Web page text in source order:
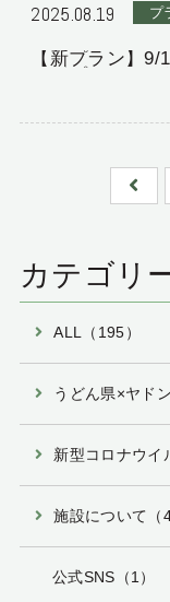
2025.08.19 プ
【新プラン】
カテゴリ
ALL（195）
うどん県×ヤド
新型コロナウイ
施設について（
公式SNS（1）